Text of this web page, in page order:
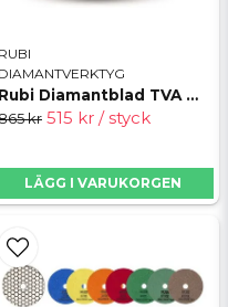
RUBI
DIAMANTVERKTYG
Rubi Diamantblad TVA Superpro 125x22,2mm turbo
kr 515 kr / styck
LÄGG I VARUKORGEN